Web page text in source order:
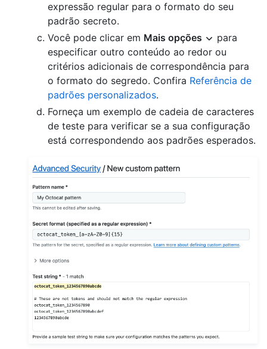
expressão regular para o formato do seu
padrão secreto.
Você pode clicar em Mais opções
para
especificar outro conteúdo ao redor ou
critérios adicionais de correspondência para
o formato do segredo. Confira Referência de
padrões personalizados.
Forneça um exemplo de cadeia de caracteres
de teste para verificar se a sua configuração
está correspondendo aos padrões esperados.